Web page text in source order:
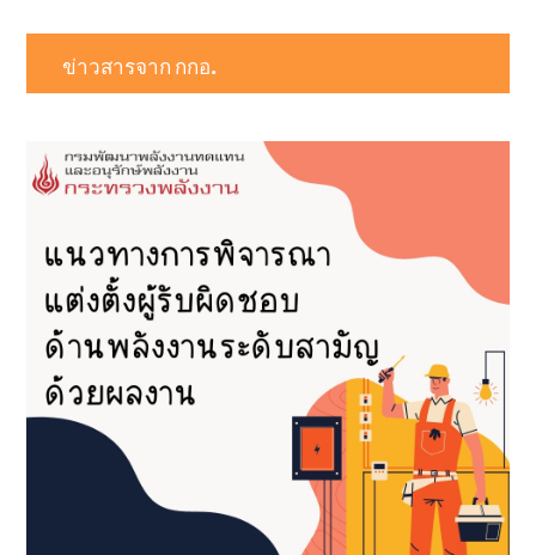
ข่าวสารจาก กกอ.